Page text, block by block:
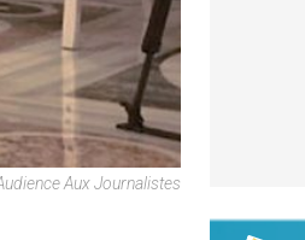
Aux Journalistes